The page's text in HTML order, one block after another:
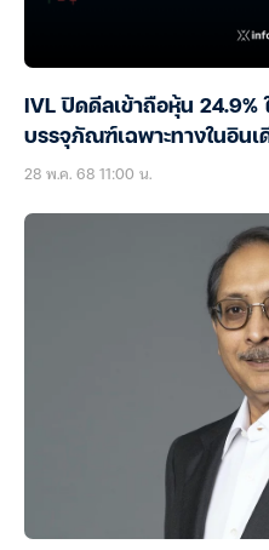
IVL ปิดดีลเข้าถือหุ้น 24.9%
บรรจุภัณฑ์เฉพาะทางในอินเ
28 พ.ค. 68 11:00 น.